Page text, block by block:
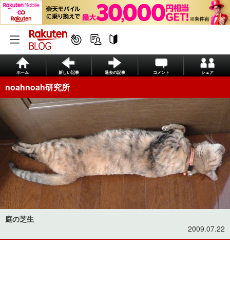
ホーム 新しい記事 過去の記事 コメント シェア
noahnoah研究所
庭の芝生
2009.07.22